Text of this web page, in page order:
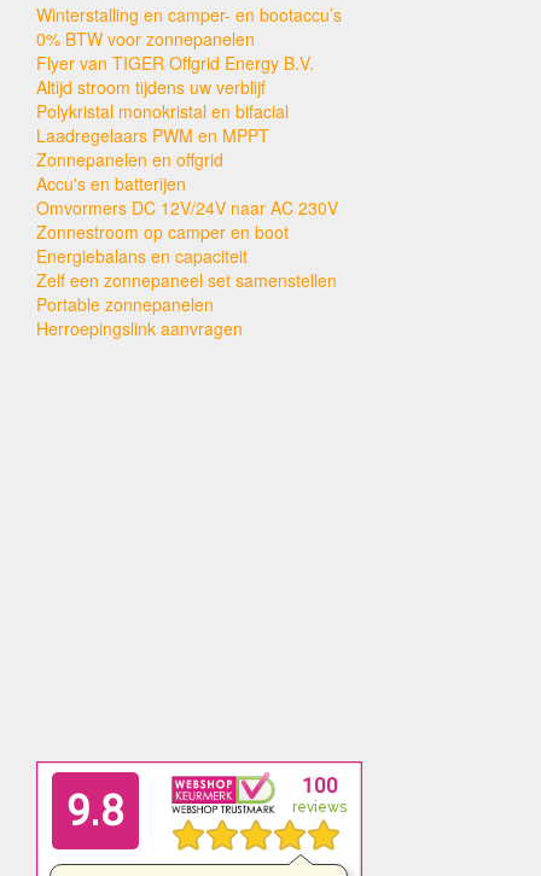
Winterstalling en camper- en bootaccu’s
0% BTW voor zonnepanelen
Flyer van TIGER Offgrid Energy B.V.
Altijd stroom tijdens uw verblijf
Polykristal monokristal en bifacial
Laadregelaars PWM en MPPT
Zonnepanelen en offgrid
Accu's en batterijen
Omvormers DC 12V/24V naar AC 230V
Zonnestroom op camper en boot
Energiebalans en capaciteit
Zelf een zonnepaneel set samenstellen
Portable zonnepanelen
Herroepingslink aanvragen